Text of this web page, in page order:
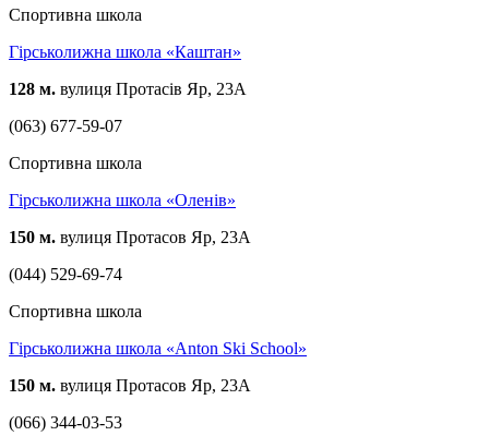
Спортивна школа
Гірськолижна школа «Каштан»
128 м. вулиця Протасів Яр, 23А
(063) 677-59-07
Спортивна школа
Гірськолижна школа «Оленів»
150 м. вулиця Протасов Яр, 23А
(044) 529-69-74
Спортивна школа
Гірськолижна школа «Anton Ski School»
150 м. вулиця Протасов Яр, 23А
(066) 344-03-53